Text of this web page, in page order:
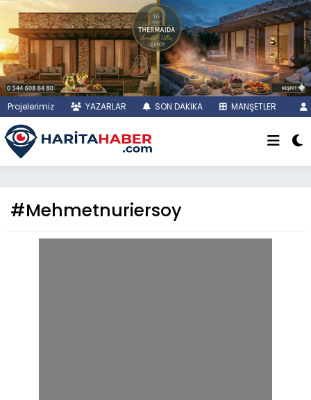
Projelerimiz YAZARLAR SON DAKİKA MANŞETLER
#Mehmetnuriersoy